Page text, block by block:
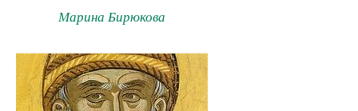
Марина Бирюкова